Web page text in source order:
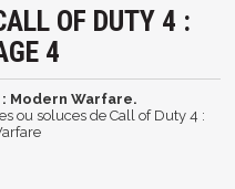
OF DUTY 4 :
4
Modern Warfare.
ou soluces de Call of Duty 4 :